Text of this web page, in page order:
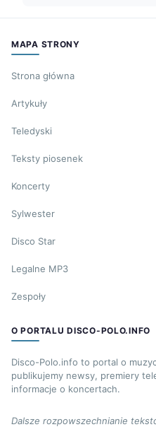
MAPA STRONY
Strona główna
Artykuły
Teledyski
Teksty piosenek
Koncerty
Sylwester
Disco Star
Legalne MP3
Zespoły
O PORTALU DISCO-POLO.INFO
Disco-Polo.info to portal o
publikujemy newsy, premiery
informacje o koncertach.
Dalsze rozpowszechnianie